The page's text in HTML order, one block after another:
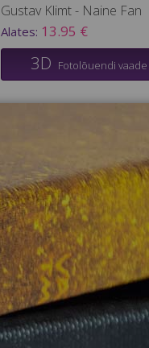
Gustav Klimt - Naine Fan
Alates: 13.95 €
3D Fotolõuendi vaade